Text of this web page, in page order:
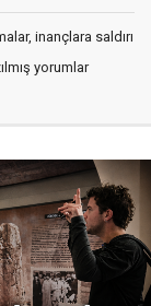
inançlara saldırı
yorumlar